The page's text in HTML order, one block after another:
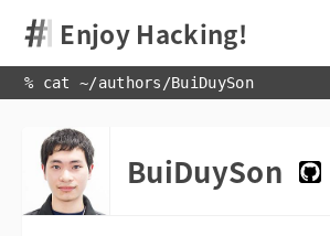
Enjoy Hacking!
% cat ~/authors /BuiDuySon
BuiDuySon